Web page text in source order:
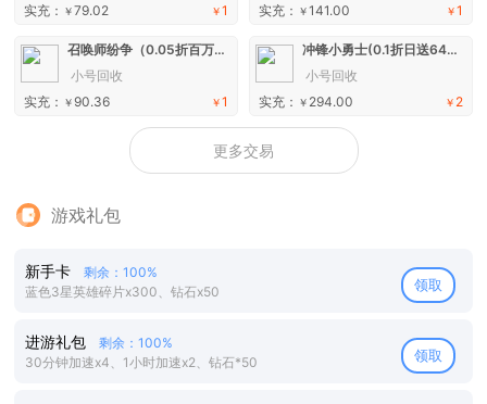
￥1
实充： ￥79.02 ￥1
实充： ￥141.00
召唤师纷争（0.05折百万代金狂潮）H5
小号回收
￥1
实充： ￥90.36
冲锋小勇士(0.1折日送648)手游
小号回收
￥ 2
实充： ￥ 294.00
更多交易
游戏礼包
新手卡
剩余：100%
蓝色3星英雄碎片x300、钻石x50
领取
进游礼包
剩余：100%
30分钟加速x4、1小时加速x2、钻石*50
领取